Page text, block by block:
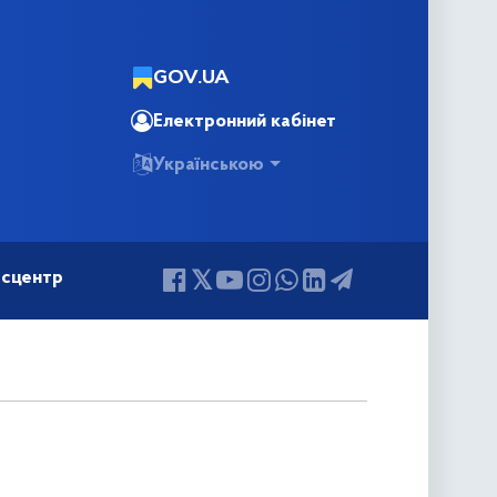
GOV.UA
Електронний кабінет
Українською